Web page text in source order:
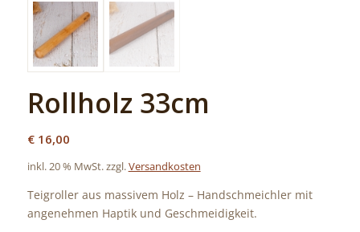
Rollholz 33cm
€16,00
inkl. 20 % MwSt. zzgl.Versandkosten
Teigroller aus massivem Holz – Handschmeichler mit
angenehmen Haptik und Geschmeidigkeit.